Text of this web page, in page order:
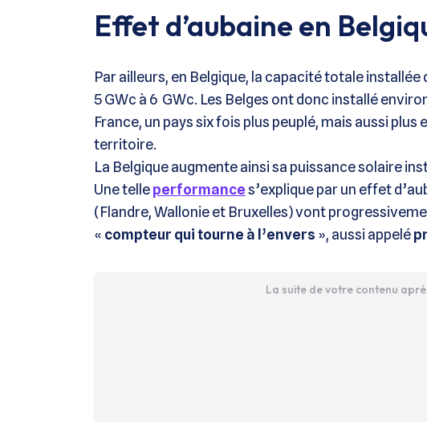
Effet d’aubaine en
Par ailleurs, en Belgique, la capacité totale installée
5 GWc à 6 GWc. Les Belges ont donc installé
France, un pays six fois plus peuplé, mais aussi
territoire.
La Belgique augmente ainsi sa puissance solaire
Une telleperformances’explique par un effet
(Flandre, Wallonie et Bruxelles) vont
« compteur qui tourne à l’envers », aussi appelé
La suite de votre contenu